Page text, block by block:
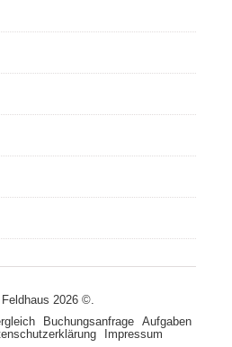
2026 ©.
Buchungsanfrage
Aufgaben
Impressum